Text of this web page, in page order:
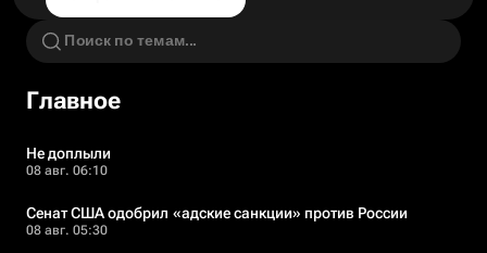
Главное
Не доплыли
08 авг. 06:10
Сенат США одобрил «адские санкции» против России
08 авг. 05:30